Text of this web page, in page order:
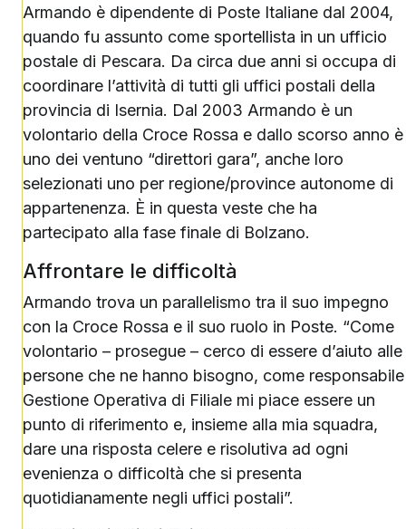
Armando è dipendente di Poste Italiane dal 2004,
quando fu assunto come sportellista in un ufficio
postale di Pescara. Da circa due anni si occupa di
coordinare l’attività di tutti gli uffici postali della
provincia di Isernia. Dal 2003 Armando è un
volontario della Croce Rossa e dallo scorso anno è
uno dei ventuno “direttori gara”, anche loro
selezionati uno per regione/province autonome di
appartenenza. È in questa veste che ha
partecipato alla fase finale di Bolzano.
Affrontare le difficoltà
Armando trova un parallelismo tra il suo impegno
con la Croce Rossa e il suo ruolo in Poste. “Come
volontario – prosegue – cerco di essere d’aiuto alle
persone che ne hanno bisogno, come responsabile
Gestione Operativa di Filiale mi piace essere un
punto di riferimento e, insieme alla mia squadra,
dare una risposta celere e risolutiva ad ogni
evenienza o difficoltà che si presenta
quotidianamente negli uffici postali”.